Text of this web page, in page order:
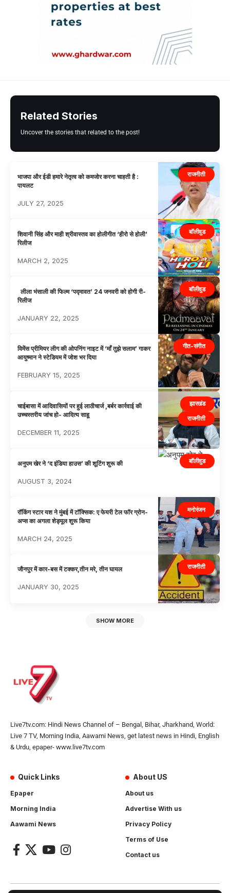
Related Stories
Uncover the stories that related to the post!
राजनीती
भाजपा और ईडी हमारे नेतृत्व को कमजोर करना चाहती है :
पायलट
JULY 27, 2025
बॉलीवुड
शिवानी सिंह और माही श्रीवास्तव का होलीगीत ‘हीरो से होली’
रिलीज
MARCH 2, 2025
बॉलीवुड
लीला भंसाली की फिल्म ‘पद्मावत’ 24 जनवरी को होगी री-
रिलीज
JANUARY 22, 2025
गीत-संगीत
विमेंस प्रीमियर लीग की ओपनिंग नाइट में ‘माँ तुझे सलाम’ गाकर
आयुष्मान ने स्टेडियम में जोश भर दिया
FEBRUARY 15, 2025
झारखंड
राजनीती
चाईबासा में आदिवासियों पर हुई लाठीचार्ज ,बर्बर कार्रवाई की
उच्चस्तरीय जांच हो- आदित्य साहू
DECEMBER 11, 2025
बॉलीवुड
अनुपम खेर ने ‘द इंडिया हाउस’ की शूटिंग शुरू की
AUGUST 3, 2024
मनोरंजन
रॉकिंग स्टार यश ने मुंबई में टॉक्सिक: ए फेयरी टेल फॉर ग्रोन-
अप्स का अगला शेड्यूल शुरू किया
MARCH 24, 2025
राजनीती
जौनपुर में कार-बस में टक्कर,तीन मरे, तीन घायल
JANUARY 30, 2025
SHOW MORE
Live7tv.com: Hindi News Channel of – Bengal, Bihar, Jharkhand, World:
Live 7 TV, Morning India, Aawami News, get latest news in Hindi, English
& Urdu, epaper- www.live7tv.com
Quick Links
Epaper
Morning India
Aawami News
About US
About us
Advertise With us
Privacy Policy
Terms of Use
Contact us